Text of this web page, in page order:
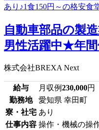
自動車部品の製
男性活躍中★年間
株式会社BREXA Next
給与 月収例230,000円
勤務地
愛知県 幸田町
寮・社宅 あり
仕事内容 操作・機械の操